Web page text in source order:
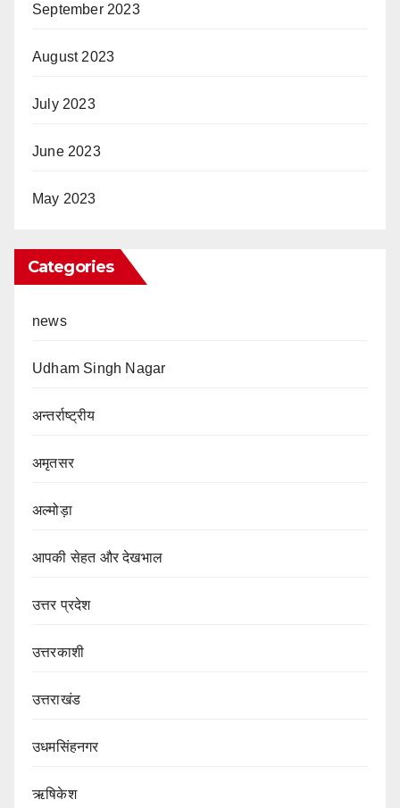
September 2023
August 2023
July 2023
June 2023
May 2023
Categories
news
Udham Singh Nagar
अन्तर्राष्ट्रीय
अमृतसर
अल्मोड़ा
आपकी सेहत और देखभाल
उत्तर प्रदेश
उत्तरकाशी
उत्तराखंड
उधमसिंहनगर
ऋषिकेश